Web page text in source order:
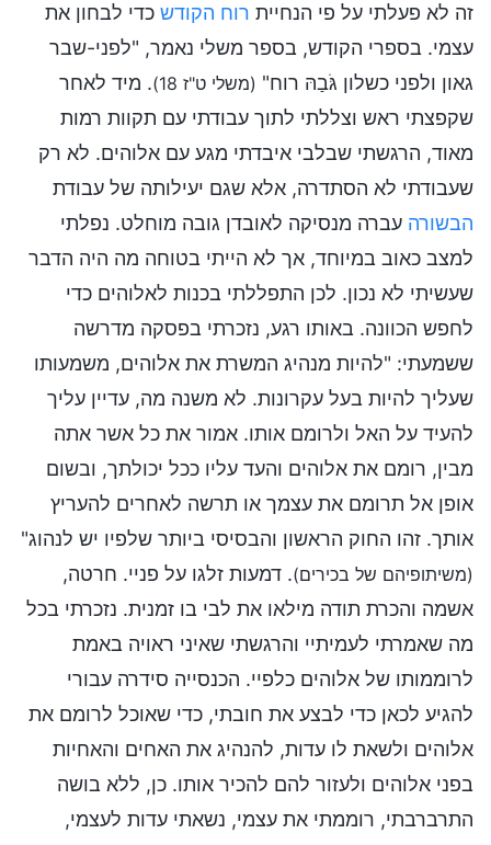
זה לא פעלתי על פי הנחיית רוח הקודש כדי לבחון את
עצמי. בספרי הקודש, בספר משלי נאמר, "לפני-שבר
גאון ולפני כשלון גֹּבַהּ רוח" (משלי ט"ז 18)
. מיד לאחר
שקפצתי ראש וצללתי לתוך עבודתי עם תקוות רמות
מאוד, הרגשתי שבלבי איבדתי מגע עם אלוהים. לא רק
שעבודתי לא הסתדרה, אלא שגם יעילותה של עבודת
הבשורה עברה מנסיקה לאובדן גובה מוחלט. נפלתי
למצב כאוב במיוחד, אך לא הייתי בטוחה מה היה הדבר
שעשיתי לא נכון. לכן התפללתי בכנות לאלוהים כדי
לחפש הכוונה. באותו רגע, נזכרתי בפסקה מדרשה
ששמעתי: "להיות מנהיג המשרת את אלוהים, משמעותו
שעליך להיות בעל עקרונות. לא משנה מה, עדיין עליך
להעיד על האל ולרומם אותו. אמור את כל אשר אתה
מבין, רומם את אלוהים והעד עליו ככל יכולתך, ובשום
אופן אל תרומם את עצמך או תרשה לאחרים להעריץ
אותך. זהו החוק הראשון והבסיסי ביותר שלפיו יש לנהוג"
(משיתופיהם של בכירים). דמעות זלגו על פניי. חרטה,
אשמה והכרת תודה מילאו את לבי בו זמנית. נזכרתי בכל
מה שאמרתי לעמיתיי והרגשתי שאיני ראויה באמת
לרוממותו של אלוהים כלפיי. הכנסייה סידרה עבורי
להגיע לכאן כדי לבצע את חובתי, כדי שאוכל לרומם את
אלוהים ולשאת לו עדות, להנהיג את האחים והאחיות
בפני אלוהים ולעזור להם להכיר אותו. כן, ללא בושה
התרברבתי, רוממתי את עצמי, נשאתי עדות לעצמי,